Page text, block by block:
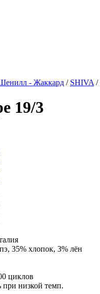
- Жаккард / SHIVA /
19/3
35% хлопок, 3% лён
циклов
при низкой темп.